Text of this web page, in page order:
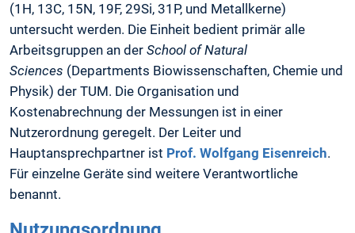
(1H, 13C, 15N, 19F, 29Si, 31P, und Metallkerne)
untersucht werden. Die Einheit bedient primär alle
Arbeitsgruppen an der School of Natural
Sciences (Departments Biowissenschaften, Chemie und
Physik) der TUM. Die Organisation und
Kostenabrechnung der Messungen ist in einer
Nutzerordnung geregelt. Der Leiter und
Hauptansprechpartner ist Prof. Wolfgang Eisenreich.
Für einzelne Geräte sind weitere Verantwortliche
benannt.